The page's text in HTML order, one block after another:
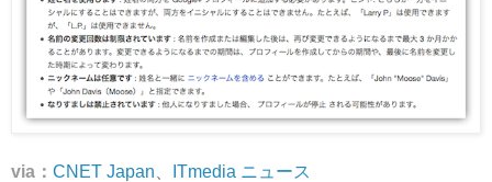
via： CNET Japan ITmedia ニュース